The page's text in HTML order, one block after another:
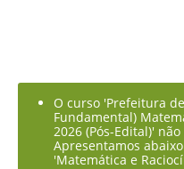
O curso 'Prefeitura
Fundamental)
2026 (Pós-Edital)'
Apresentamos
'Matemática e